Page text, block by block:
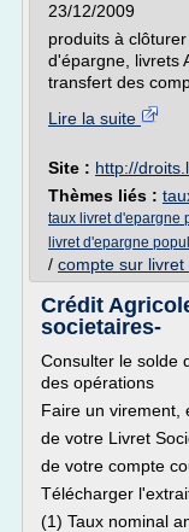
23/12/2009
produits à
d'épargne, livrets
transfert des
Lire la suite
Site : http://
Thèmes liés :
taux livret d'epargne
livret d'epargne
/ compte sur
Crédit
societaires-
Consulter le solde
des opérations
Faire un virement,
de votre Livret
de votre compte
Télécharger
(1) Taux nominal